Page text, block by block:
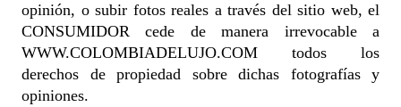
opinión, o subir fotos reales a través del sitio web, el
CONSUMIDOR cede de manera irrevocable a
WWW.COLOMBIADELUJO.COM todos los
derechos de propiedad sobre dichas fotografías y
opiniones.